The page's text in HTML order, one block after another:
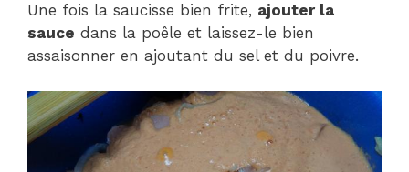
Une fois la saucisse bien frite, ajouter la
sauce dans la poêle et laissez-le bien
assaisonner en ajoutant du sel et du poivre.